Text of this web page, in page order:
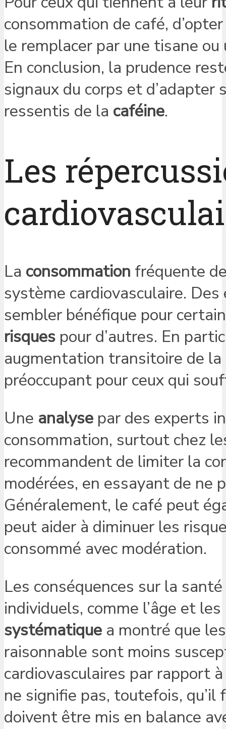
consommation de café,
le remplacer par une tisane
En conclusion, la prudence
signaux du corps et
ressentis de la caféine.
Les
La consommation fréquente
système cardiovasculaire.
sembler bénéfique pour
risques pour d’autres. En
augmentation transitoire de
préoccupant pour ceux qui
Une analyse par des experts
consommation, surtout chez
recommandent de limiter la
modérées, en essayant de ne
Généralement, le café peut
peut aider à diminuer les
consommé avec modération.
Les conséquences sur la
individuels, comme l’âge et
systématique a montré que
raisonnable sont moins
cardiovasculaires par rapport
ne signifie pas, toutefois,
doivent être mis en balance